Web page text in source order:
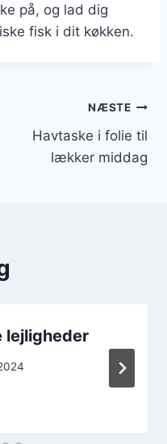
på, og lad dig
fisk i dit køkken.
NÆSTE
Havtaske i folie til
lækker middag
lejligheder